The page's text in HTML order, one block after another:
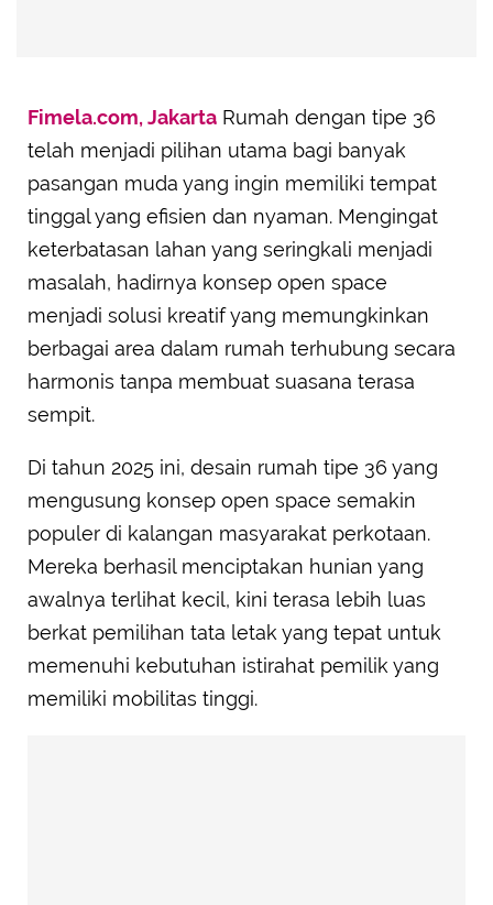
Fimela.com, Jakarta Rumah dengan tipe 36
telah menjadi pilihan utama bagi banyak
pasangan muda yang ingin memiliki tempat
tinggal yang efisien dan nyaman. Mengingat
keterbatasan lahan yang seringkali menjadi
masalah, hadirnya konsep open space
menjadi solusi kreatif yang memungkinkan
berbagai area dalam rumah terhubung secara
harmonis tanpa membuat suasana terasa
sempit.
Di tahun 2025 ini, desain rumah tipe 36 yang
mengusung konsep open space semakin
populer di kalangan masyarakat perkotaan.
Mereka berhasil menciptakan hunian yang
awalnya terlihat kecil, kini terasa lebih luas
berkat pemilihan tata letak yang tepat untuk
memenuhi kebutuhan istirahat pemilik yang
memiliki mobilitas tinggi.